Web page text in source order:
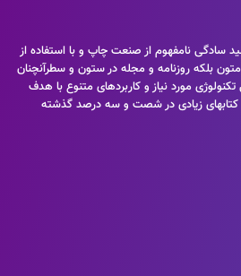
سادگی نامفهوم از صنعت چاپ و با استفاده از
بلکه روزنامه و مجله در ستون و سطرآنچنان
مورد نیاز و کاربردهای متنوع با هدف
کتابهای زیادی در شصت و سه درصد گذشته